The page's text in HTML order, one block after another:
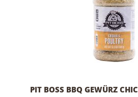
PIT BOSS BBQ GEWÜRZ